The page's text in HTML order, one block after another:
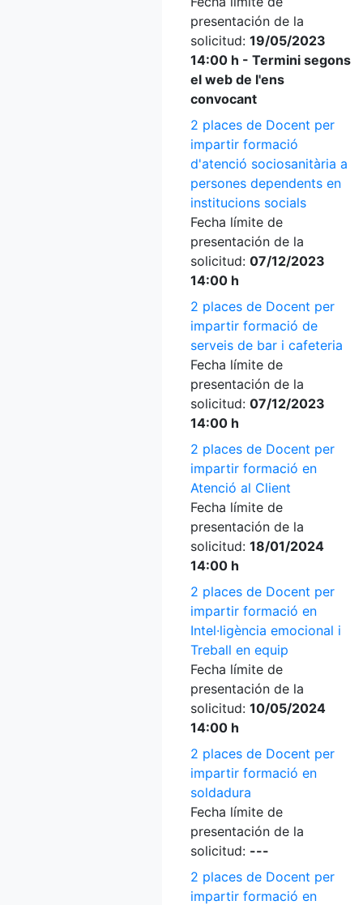
presentación de la
solicitud: 19/05/2023
14:00 h - Termini segons
el web de l'ens
convocant
2 places de Docent per
impartir formació
d'atenció sociosanitària a
persones dependents en
institucions socials
Fecha límite de
presentación de la
solicitud: 07/12/2023
14:00 h
2 places de Docent per
impartir formació de
serveis de bar i cafeteria
Fecha límite de
presentación de la
solicitud: 07/12/2023
14:00 h
2 places de Docent per
impartir formació en
Atenció al Client
Fecha límite de
presentación de la
solicitud: 18/01/2024
14:00 h
2 places de Docent per
impartir formació en
Intel·ligència emocional i
Treball en equip
Fecha límite de
presentación de la
solicitud: 10/05/2024
14:00 h
2 places de Docent per
impartir formació en
soldadura
Fecha límite de
presentación de la
solicitud: ---
2 places de Docent per
impartir formació en